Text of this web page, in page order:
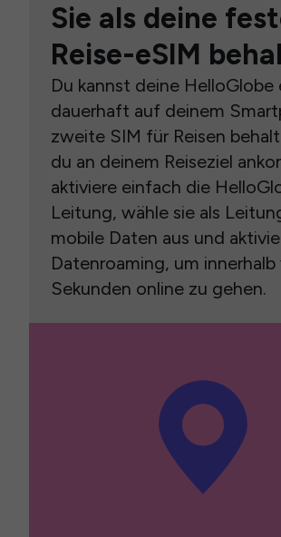
Sie als deine
Reise-eSIM
Du kannst deine HelloGlobe
dauerhaft auf deinem
zweite SIM für Reisen
du an deinem Reiseziel
aktiviere einfach die
Leitung, wähle sie als
mobile Daten aus und
Datenroaming, um innerhalb
Sekunden online zu gehen.